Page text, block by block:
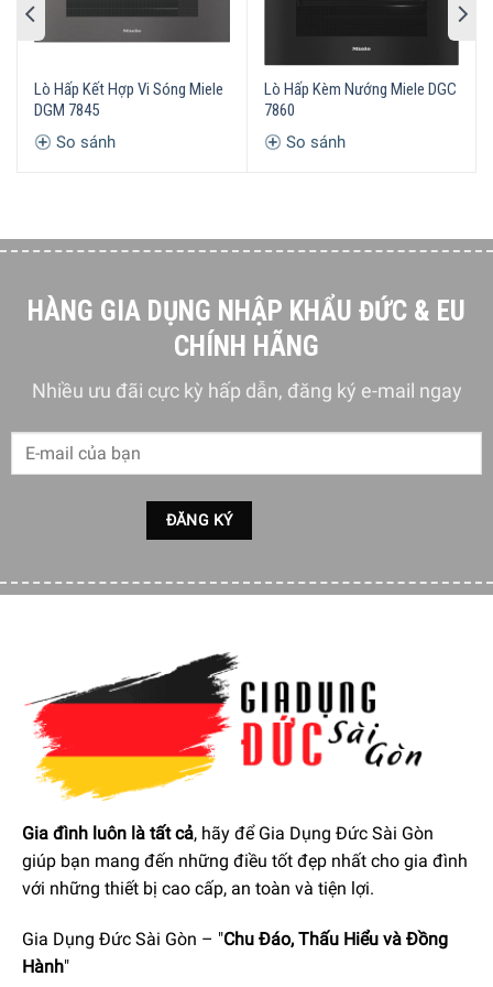
được hiệu quả cao cho tất cả các loại thực phẩm.
Lò hấp kèm nướng Miele DGC 7540 mang đến kết quả nấu ăn
hoàn hảo, nhanh chóng với công nghệ DualSteam
Trang bị tính năng kết hợp giữ hấp và nướng
khi Miele DGC 7540 cho phép hoạt động linh hoạt quá trình
225°C) và độ ẩm (0% đến 100%) cho phù hợp với từng
món ăn. Các cài đặt này có thể được thay đổi liên tiếp tối
đa 10 lần. Điều này đảm bảo thực phẩm được nấu theo sở
thích của bạn.
Lò Hấp Kết Hợp Vi Sóng Miele
DGM 7845
So sánh
Lò Hấp Kèm Nướng Miele DGC
7860
So sánh
HÀNG GIA DỤNG NHẬP KHẨU ĐỨC & EU
CHÍNH HÃNG
Nhiều ưu đãi cực kỳ hấp dẫn, đăng ký e-mail ngay
Gia đình luôn là tất cả, hãy để Gia Dụng Đức Sài Gòn
giúp bạn mang đến những điều tốt đẹp nhất cho gia đình
với những thiết bị cao cấp, an toàn và tiện lợi.
Gia Dụng Đức Sài Gòn – "Chu Đáo, Thấu Hiểu và Đồng
Hành"